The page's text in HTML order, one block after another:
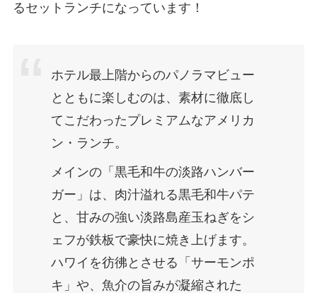
るセットランチになっています！
ホテル最上階からのパノラマビュー
とともに楽しむのは、素材に徹底し
てこだわったプレミアムなアメリカ
ン・ランチ。
メインの「黒毛和牛の淡路ハンバー
ガー」は、肉汁溢れる黒毛和牛パテ
と、甘みの強い淡路島産玉ねぎをシ
ェフが鉄板で豪快に焼き上げます。
ハワイを彷彿とさせる「サーモンポ
キ」や、魚介の旨みが凝縮された